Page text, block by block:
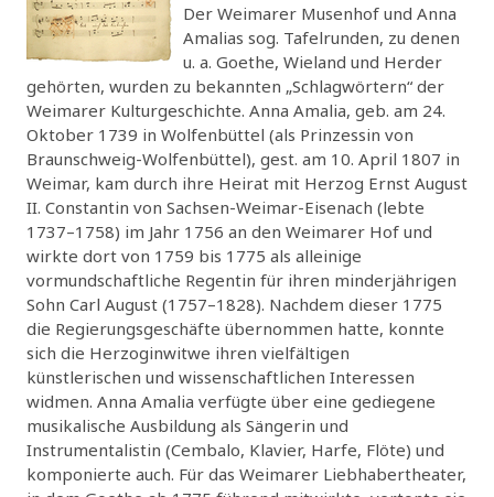
Der Weimarer Musenhof und Anna
Amalias sog. Tafelrunden, zu denen
u. a. Goethe, Wieland und Herder
gehörten, wurden zu bekannten „Schlagwörtern“ der
Weimarer Kulturgeschichte. Anna Amalia, geb. am 24.
Oktober 1739 in Wolfenbüttel (als Prinzessin von
Braunschweig-Wolfenbüttel), gest. am 10. April 1807 in
Weimar, kam durch ihre Heirat mit Herzog Ernst August
II. Constantin von Sachsen-Weimar-Eisenach (lebte
1737–1758) im Jahr 1756 an den Weimarer Hof und
wirkte dort von 1759 bis 1775 als alleinige
vormundschaftliche Regentin für ihren minderjährigen
Sohn Carl August (1757–1828). Nachdem dieser 1775
die Regierungsgeschäfte übernommen hatte, konnte
sich die Herzoginwitwe ihren vielfältigen
künstlerischen und wissenschaftlichen Interessen
widmen. Anna Amalia verfügte über eine gediegene
musikalische Ausbildung als Sängerin und
Instrumentalistin (Cembalo, Klavier, Harfe, Flöte) und
komponierte auch. Für das Weimarer Liebhabertheater,